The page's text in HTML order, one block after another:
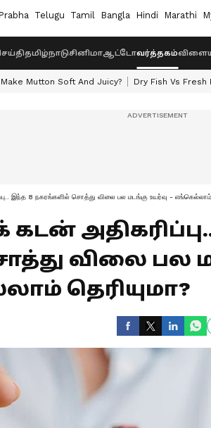
Telugu Tamil Bangla Hindi Marathi
தமிழ்நாடுசினிமாஆட்டோவர்த்தகம்
Mutton Soft And Juicy? Dry Fish Vs Fresh
இந்த 8 நகரங்களில் சொத்து விலை பல மடங்கு உயர்வு - எங்கெல்லாம்
கடன்
விலை பல
தெரியுமா?